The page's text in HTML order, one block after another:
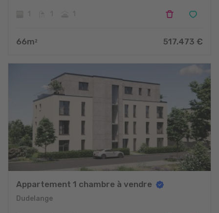
66m 2 517.473 €
Appartement 1 chambre à vendre
Dudelange